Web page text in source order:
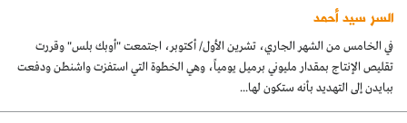
السر سيد أحمد
في الخامس من الشهر الجاري، تشرين الأول/ أكتوبر، اجتمعت "أوبك بلس" وقررت
تقليص الإنتاج بمقدار مليوني برميل يومياً، وهي الخطوة التي استفزت واشنطن ودفعت
ببايدن إلى التهديد بأنه ستكون لها...